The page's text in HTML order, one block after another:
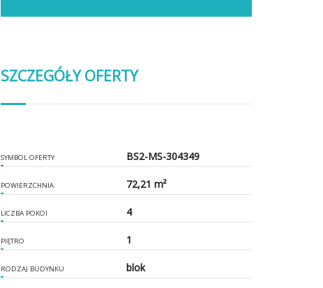
SZCZEGÓŁY OFERTY
SYMBOL OFERTY BS2-MS-304349
POWIERZCHNIA 72,21 m²
LICZBA POKOI 4
PIĘTRO 1
RODZAJ BUDYNKU blok